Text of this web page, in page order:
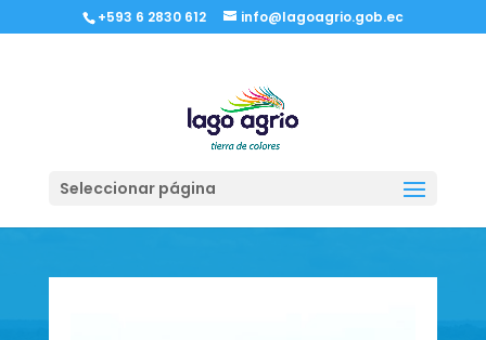
+593 6 2830 612 info@lagoagrio.gob.ec
Seleccionar página
PARROQUIA PACAYACU